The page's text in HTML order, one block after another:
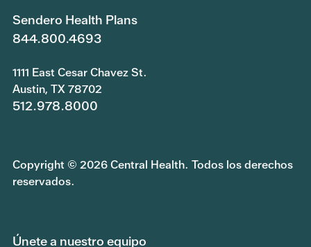
Sendero Health Plans
844.800.4693
1111 East Cesar Chavez St.
Austin, TX 78702
512.978.8000
Copyright © 2026 Central Health. Todos los derechos
reservados.
Únete a nuestro equipo